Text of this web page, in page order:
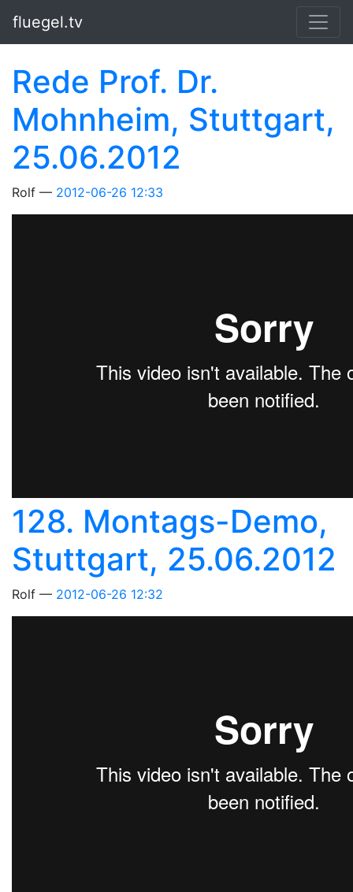
fluegel.tv
Rede Prof. Dr.
Mohnheim, Stuttgart,
25.06.2012
Rolf 2012-06-26 12:33
128. Montags-Demo,
Stuttgart, 25.06.2012
Rolf 2012-06-26 12:32